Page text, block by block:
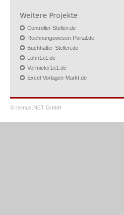
Weitere Projekte
Controller-Stellen.de
Rechnungswesen-Portal.de
Buchhalter-Stellen.de
Lohn1x1.de
Vermieter1x1.de
Excel-Vorlagen-Markt.de
© reimus.NET GmbH